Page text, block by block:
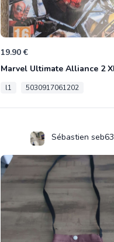
19.90 €
l1 5030917061202
Sébastien seb63